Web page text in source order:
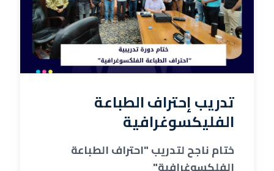
تدريب إحتراف الطباعة
الفليكسوغرافية
ختام ناجح لتدريب "احتراف الطباعة
الفلكسوغرافية"